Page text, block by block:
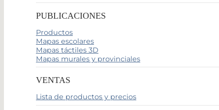
PUBLICACIONES
Productos
Mapas escolares
Mapas táctiles 3D
Mapas murales y provinciales
VENTAS
Lista de productos y precios